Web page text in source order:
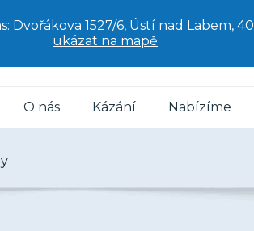
Dvořákova 1527/6, Ústí nad Labem,
ukázat na mapě
O nás Kázání Nabízíme